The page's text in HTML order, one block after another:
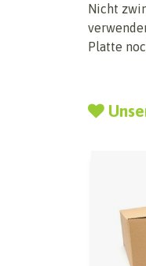
Nicht
Platte